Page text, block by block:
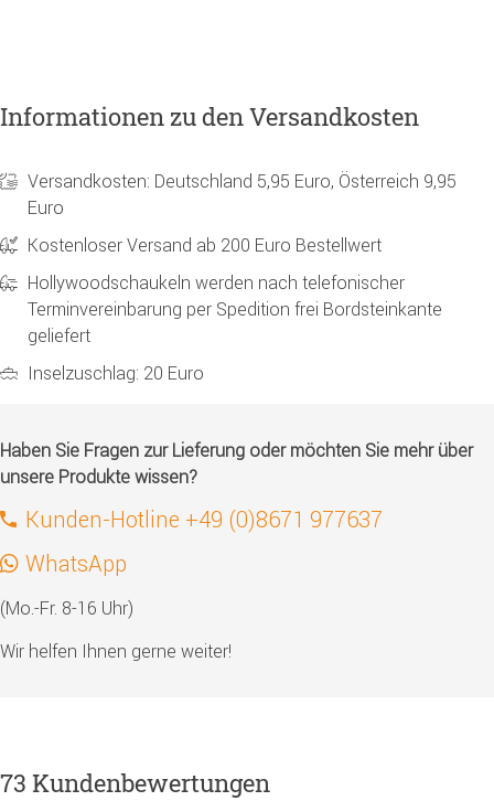
Informationen zu den Versandkosten
Versandkosten: Deutschland 5,95 Euro, Österreich 9,95
Euro
Kostenloser Versand ab 200 Euro Bestellwert
Hollywoodschaukeln werden nach telefonischer
Terminvereinbarung per Spedition frei Bordsteinkante
geliefert
Inselzuschlag: 20 Euro
Haben Sie Fragen zur Lieferung oder möchten Sie mehr über
unsere Produkte wissen?
Kunden-Hotline +49 (0)8671 977637
WhatsApp
(Mo.-Fr. 8-16 Uhr)
Wir helfen Ihnen gerne weiter!
73 Kundenbewertungen